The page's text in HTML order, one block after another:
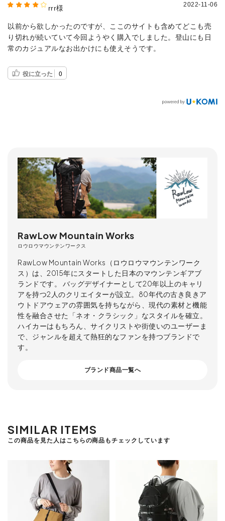
rrr様 2022-11-06
以前から欲しかったのですが、ここのサイトも含めてどこも売
り切れが続いていて今回ようやく購入でしました。登山にも日
常のカジュアルなお出かけにも使えそうです。
役に立った 0
RawLow Mountain Works
ロウロウマウンテンワークス
RawLow Mountain Works（ロウロウマウンテンワーク
ス）は、2015年にスタートした日本のマウンテンギアブ
ランドです。 バッグデザイナーとして20年以上のキャリ
アを持つ2人のクリエイターが設立。80年代の古き良きア
ウトドアウェアの雰囲気を持ちながら、現代の素材と機能
性を融合させた「ネオ・クラシック」なスタイルを確立。
ハイカーはもちろん、サイクリストや街使いのユーザーま
で、ジャンルを超えて熱狂的なファンを持つブランドで
す。
ブランド商品一覧へ
SIMILAR ITEMS
この商品を見た人はこちらの商品もチェックしています